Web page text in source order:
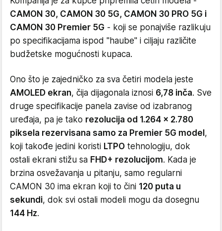
CAMON 30, CAMON 30 5G, CAMON 30 PRO 5G i
CAMON 30 Premier 5G - koji se ponajviše razlikuju
po specifikacijama ispod "haube" i ciljaju različite
budžetske mogućnosti kupaca.
Ono što je zajedničko za sva četiri modela jeste
AMOLED ekran, čija dijagonala iznosi 6,78 inča. Sve
druge specifikacije panela zavise od izabranog
uređaja, pa je tako rezolucija od 1.264 x 2.780
piksela rezervisana samo za Premier 5G model ,
koji takođe jedini koristi LTPO tehnologiju, dok
ostali ekrani stižu sa FHD+ rezolucijom. Kada je
brzina osvežavanja u pitanju, samo regularni
CAMON 30 ima ekran koji to čini 120 puta u
sekundi, dok svi ostali modeli mogu da dosegnu
144 Hz.